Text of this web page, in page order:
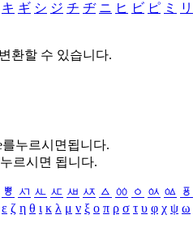
キ ギ シ ジ チ ヂ ニ ヒ ビ ピ ミ リ
환할 수 있습니다.
를누르시면됩니다.
르시면 됩니다.
ㅹ ㅺ ㅻ ㅼ ㅽ ㅾ ㅿ ㆀ ㆁ ㆂ ㆃ ㆄ
ε ζ η θ ι κ λ μ ν ξ ο π ρ σ τ υ φ χ ψ ω